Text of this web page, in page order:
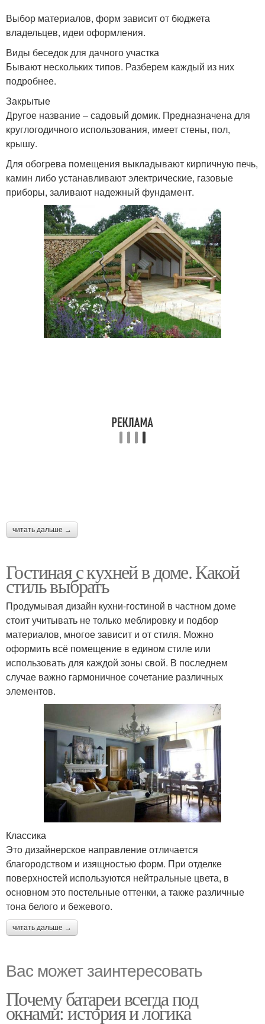
Выбор материалов, форм зависит от бюджета
владельцев, идеи оформления.
Виды беседок для дачного участка
Бывают нескольких типов. Разберем каждый из них
подробнее.
Закрытые
Другое название ‒ садовый домик. Предназначена для
круглогодичного использования, имеет стены, пол,
крышу.
Для обогрева помещения выкладывают кирпичную печь,
камин либо устанавливают электрические, газовые
приборы, заливают надежный фундамент.
читать дальше →
Гостиная с кухней в доме. Какой
стиль выбрать
Продумывая дизайн кухни-гостиной в частном доме
стоит учитывать не только меблировку и подбор
материалов, многое зависит и от стиля. Можно
оформить всё помещение в едином стиле или
использовать для каждой зоны свой. В последнем
случае важно гармоничное сочетание различных
элементов.
Классика
Это дизайнерское направление отличается
благородством и изящностью форм. При отделке
поверхностей используются нейтральные цвета, в
основном это постельные оттенки, а также различные
тона белого и бежевого.
читать дальше →
Вас может заинтересовать
Почему батареи всегда под
окнами: история и логика